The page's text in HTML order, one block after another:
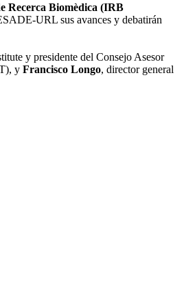
Recerca Biomèdica (IRB
URL sus avances y debatirán
y presidente del Consejo Asesor
y Francisco Longo, director general